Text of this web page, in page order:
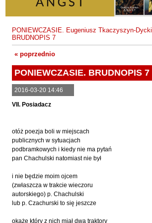
Fajfer Zenon
Filipowski Michał
Fluks Piotr
Frenger Marek
Gedroyć Krzysztof
Gleń Adrian
Gorszewski Paweł
Grodecki Andrzej
Guillevic
Gwiazda-Elmerych Małgorzata
Zbigniew KosiorowskiNawrót
Artur Daniel Liskowacki
Grażyna Obrąpalska
Jakub Michał Pawłowski Agrestowe sny
Uta PrzybośCoraz
Gustaw Rajmus
Karol SamselAutodafe 8
Karol Samsel Cairo Declaration
Andrzej Wojciechowski
PONIEWCZASIE. Eugeniusz Tkaczyszyn-Dycki
BRUDNOPIS 7
« poprzednio
PONIEWCZASIE. BRUDNOPIS 7
2016-03-20 14:46
VII. Posiadacz
otóż poezja boli w miejscach
publicznych w sytuacjach
podbramkowych i kiedy nie ma pytań
pan Chachulski natomiast nie był
i nie będzie moim ojcem
(zwłaszcza w trakcie wieczoru
autorskiego) p. Chachulski
lub p. Czachurski to się jeszcze
okaże który z nich miał dwa traktory